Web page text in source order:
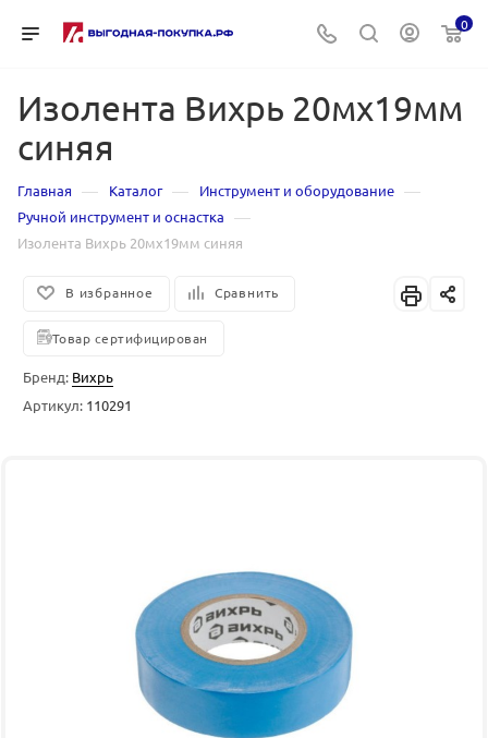
0
Изолента Вихрь 20мх19мм
синяя
Главная — Каталог — Инструмент и оборудование —
Ручной инструмент и оснастка —
Изолента Вихрь 20мх19мм синяя
В избранное Сравнить
Товар сертифицирован
Бренд: Вихрь
Артикул: 110291